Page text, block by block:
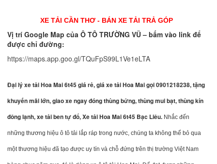
XE TẢI CẦN THƠ - BÁN XE TẢI TRẢ GÓP
Vị trí Google Map của Ô TÔ TRƯỜNG VŨ – bấm vào link để
được chỉ đường:
https://maps.app.goo.gl/TQuFpS99L1Ve1eLTA
Đại lý xe tải Hoa Mai 6t45 giá rẻ, giá xe tải Hoa Mai gọi 0901218238, tặng
khuyến mãi lớn, giao xe ngay đóng thùng bửng, thùng mui bạt, thùng kín
đông lạnh, xe tải ben tự đổ, Xe tải Hoa Mai 6t45 Bạc Liêu. Nhắc đến
những thương hiệu ô tô tải lắp ráp trong nước, chúng ta không thể bỏ qua
một thương hiệu đã tạo được uy tín và chỗ đứng trên thị trường Việt Nam